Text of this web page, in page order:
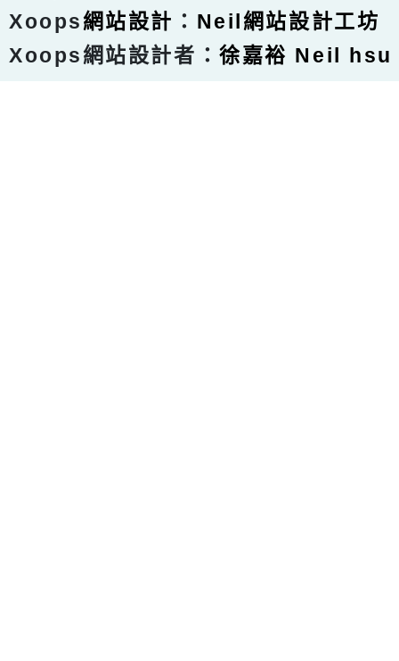
Xoops網站設計 ： Neil網站設計工坊
Xoops網站設計者：徐嘉裕 Neil hsu